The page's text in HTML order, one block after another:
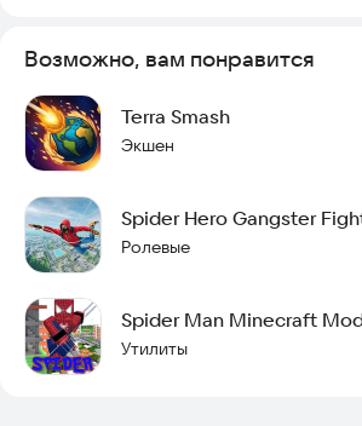
Возможно, вам понравится
Terra Smash
Экшен
Spider Hero Gangster
Ролевые
Spider Man Minecraft
Утилиты